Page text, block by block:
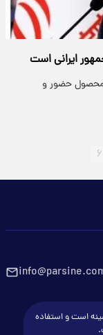
ایرانی است
محصول حضور و
۶
است و استفاده